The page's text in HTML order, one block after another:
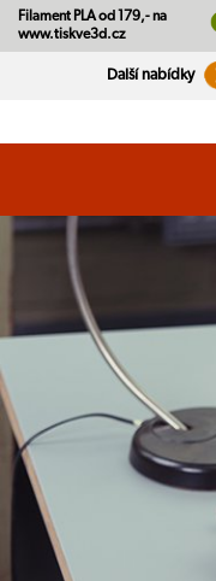
Filament PLA od 179,- na
www.tiskve3d.cz
Další nabídky